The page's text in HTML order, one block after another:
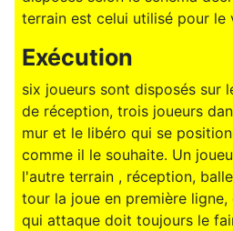
terrain est celui utilisé pour le
Exécution
six joueurs sont disposés sur
de réception, trois joueurs
mur et le libéro qui se
comme il le souhaite. Un
l'autre terrain , réception,
tour la joue en première
qui attaque doit toujours le